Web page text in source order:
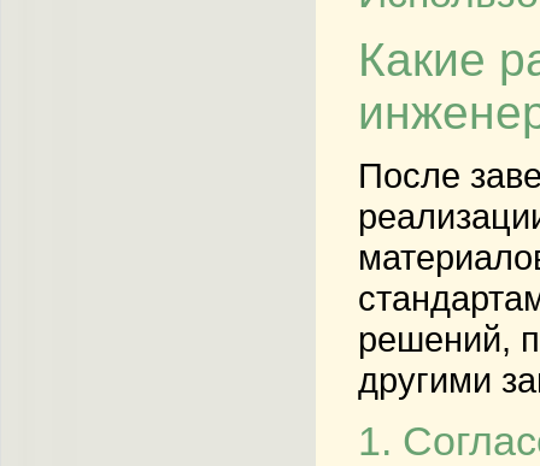
Какие
После
решений,
другими
1.